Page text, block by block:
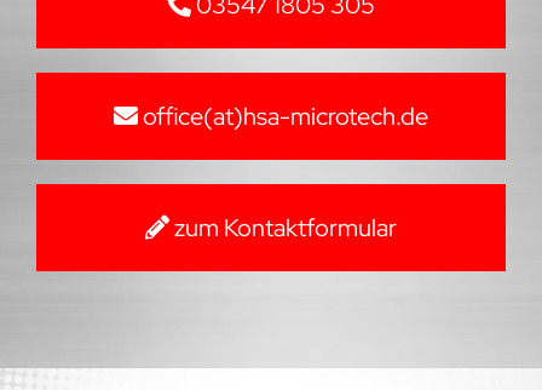
office(at)hsa-microtech.de
zum Kontaktformular